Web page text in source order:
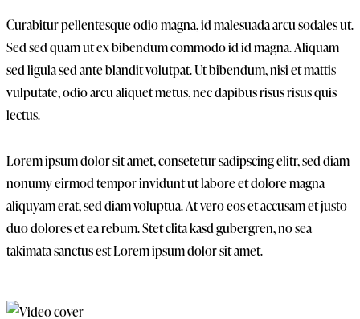
Curabitur pellentesque odio magna, id malesuada arcu sodales ut.
Sed sed quam ut ex bibendum commodo id id magna. Aliquam
sed ligula sed ante blandit volutpat. Ut bibendum, nisi et mattis
vulputate, odio arcu aliquet metus, nec dapibus risus risus quis
lectus.
Lorem ipsum dolor sit amet, consetetur sadipscing elitr, sed diam
nonumy eirmod tempor invidunt ut labore et dolore magna
aliquyam erat, sed diam voluptua. At vero eos et accusam et justo
duo dolores et ea rebum. Stet clita kasd gubergren, no sea
takimata sanctus est Lorem ipsum dolor sit amet.